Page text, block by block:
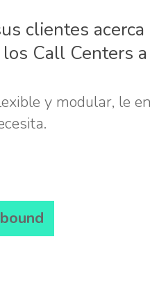
clientes
Call Centers
y modular, le